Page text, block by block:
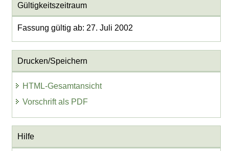
Gültigkeitszeitraum
Fassung gültig ab: 27. Juli 2002
Drucken/Speichern
HTML-Gesamtansicht
Vorschrift als PDF
Hilfe